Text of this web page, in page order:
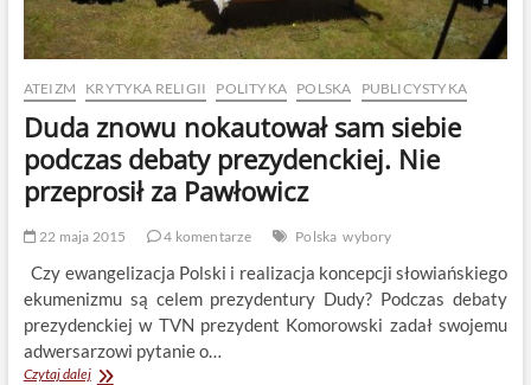
ATEIZM KRYTYKA RELIGII POLITYKA POLSKA PUBLICYSTYKA
Duda znowu nokautował sam siebie
podczas debaty prezydenckiej. Nie
przeprosił za Pawłowicz
22 maja 2015 4 komentarze Polska wybory
Czy ewangelizacja Polski i realizacja koncepcji słowiańskiego
ekumenizmu są celem prezydentury Dudy? Podczas debaty
prezydenckiej w TVN prezydent Komorowski zadał swojemu
adwersarzowi pytanie o…
Czytaj dalejDuda